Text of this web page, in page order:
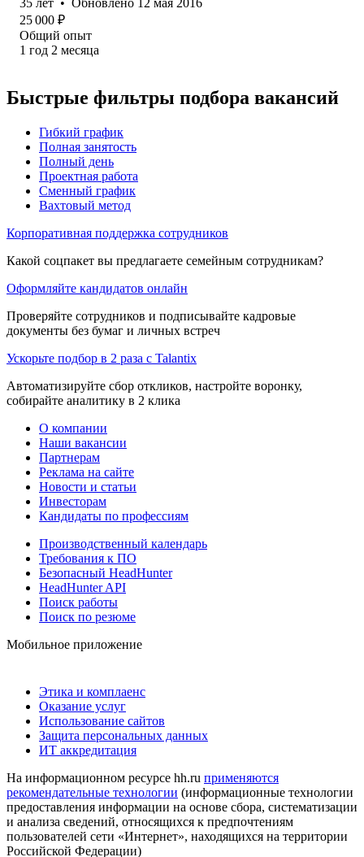
25 000 ₽
Общий опыт
1 год 2 месяца
Быстрые фильтры подбора вакансий
Гибкий график
Полная занятость
Полный день
Проектная работа
Сменный график
Вахтовый метод
Корпоративная поддержка сотрудников
Какой соцпакет вы предлагаете семейным сотрудникам?
Оформляйте кандидатов онлайн
Проверяйте сотрудников и подписывайте кадровые
документы без бумаг и личных встреч
Ускорьте подбор в 2 раза с Talantix
Автоматизируйте сбор откликов, настройте воронку,
собирайте аналитику в 2 клика
О компании
Наши вакансии
Партнерам
Реклама на сайте
Новости и статьи
Инвесторам
Кандидаты по профессиям
Производственный календарь
Требования к ПО
Безопасный HeadHunter
HeadHunter API
Поиск работы
Поиск по резюме
Мобильное приложение
Этика и комплаенс
Оказание услуг
Использование сайтов
Защита персональных данных
ИТ аккредитация
На информационном ресурсе hh.ru применяются
рекомендательные технологии (информационные технологии
предоставления информации на основе сбора, систематизации
и анализа сведений, относящихся к предпочтениям
пользователей сети «Интернет», находящихся на территории
Российской Федерации)